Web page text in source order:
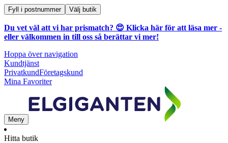
Fyll i postnummer Välj butik
Du vet väl att vi har prismatch? 😍 Klicka här för att läsa mer -
eller välkommen in till oss så berättar vi mer!
Hoppa över navigation
Kundtjänst
PrivatkundFöretagskund
Mina Favoriter
Meny
Hitta butik